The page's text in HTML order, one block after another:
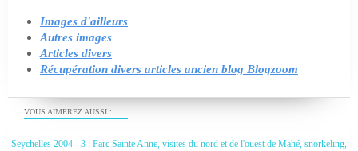
VOUS AIMEREZ AUSSI :
Seychelles 2004 - 3 : Parc Sainte Anne, visites du nord et de l'ouest de Mahé, snorkeling,
Images d'ailleurs
Autres images
Articles divers
Récupération divers articles ancien blog Blogzoom